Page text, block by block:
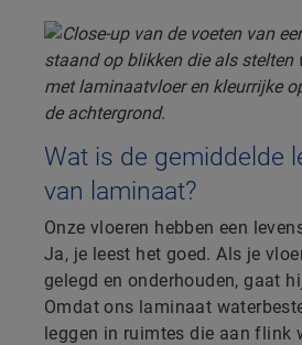
Wat is de gemiddelde
van laminaat?
Onze vloeren hebben een
Ja, je leest het goed. Als je
gelegd en onderhouden, gaat
Omdat ons laminaat
leggen in ruimtes die aan flink